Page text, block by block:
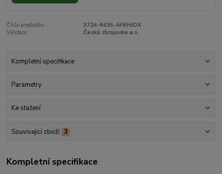
Číslo produktu:
3724-6435-AFKHJDX
Výrobce:
Česká zbrojovka a.s.
Kompletní specifikace
Parametry
Ke stažení
Související zboží 3
Kompletní specifikace